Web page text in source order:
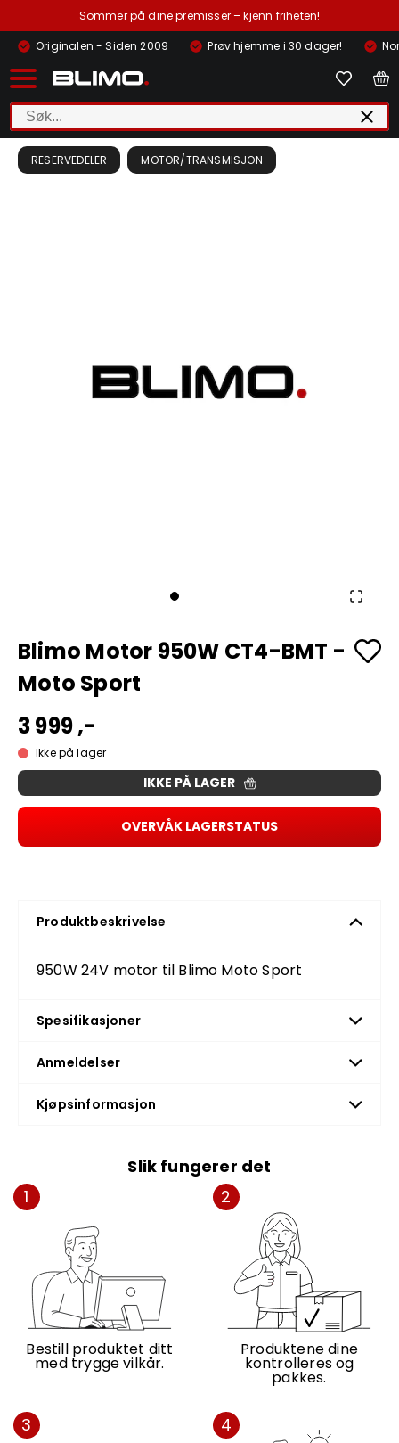
Sommer på dine premisser – kjenn friheten!
Originalen - Siden 2009
Prøv hjemme i 30 dager!
RESERVEDELER MOTOR/TRANSMISJON
Blimo Motor 950W CT4-BMT -
Moto Sport
3 999 ,-
Ikke på lager
IKKE PÅ LAGER
OVERVÅK LAGERSTATUS
Produktbeskrivelse
950W 24V motor til Blimo Moto Sport
Spesifikasjoner
Anmeldelser
Kjøpsinformasjon
Slik fungerer det
1
Bestill produktet ditt
med trygge vilkår.
2
Produktene dine
kontrolleres og
pakkes.
3 4